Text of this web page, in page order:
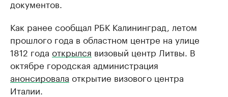
документов.
Как ранее сообщал РБК Калининград, летом
прошлого года в областном центре на улице
1812 года открылся визовый центр Литвы. В
октябре городская администрация
анонсировала открытие визового центра
Италии.